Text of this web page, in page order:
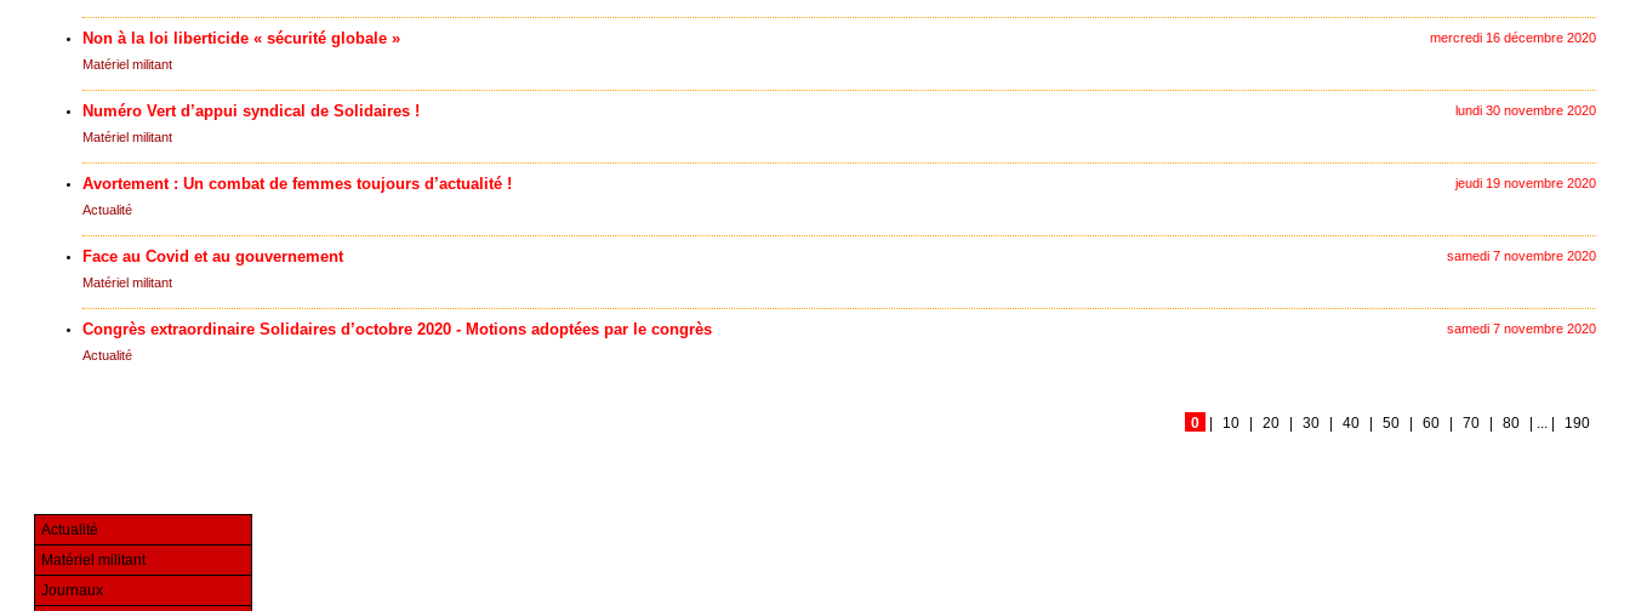
mercredi 16 décembre 2020
Non à la loi liberticide « sécurité globale »
Matériel militant
lundi 30 novembre 2020
Numéro Vert d’appui syndical de Solidaires !
Matériel militant
jeudi 19 novembre 2020
Avortement : Un combat de femmes toujours d’actualité !
Actualité
samedi 7 novembre 2020
Face au Covid et au gouvernement
Matériel militant
samedi 7 novembre 2020
Congrès extraordinaire Solidaires d’octobre 2020 - Motions adoptées par le congrès
Actualité
0 10 20 30 40 50 60 70 80 ... 190
Actualité
Matériel militant
Journaux